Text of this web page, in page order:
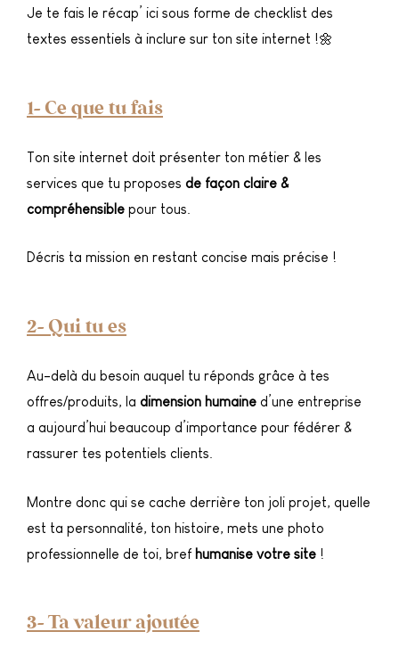
Je te fais le récap’ ici sous forme de checklist des
textes essentiels à inclure sur ton site internet !🌼
1- Ce que tu fais
Ton site internet doit présenter ton métier & les
services que tu proposes de façon claire &
compréhensible pour tous.
Décris ta mission en restant concise mais précise !
2- Qui tu es
Au-delà du besoin auquel tu réponds grâce à tes
offres/produits, la dimension humaine d’une entreprise
a aujourd’hui beaucoup d’importance pour fédérer &
rassurer tes potentiels clients.
Montre donc qui se cache derrière ton joli projet, quelle
est ta personnalité, ton histoire, mets une photo
professionnelle de toi, bref humanise votre site !
3- Ta valeur ajoutée